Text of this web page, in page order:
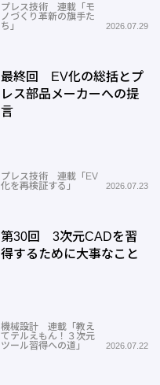
プレス技術 連載「モ
ノづくり革新の旗手た
ち」
2026.07.29
最終回 EV化の総括とプ
レス部品メーカーへの提
言
プレス技術 連載「EV
化を再検証する」
2026.07.23
第30回 3次元CADを習
得するために大事なこと
機械設計 連載「教え
てテルえもん！３次元
ツール習得への道」
2026.07.22